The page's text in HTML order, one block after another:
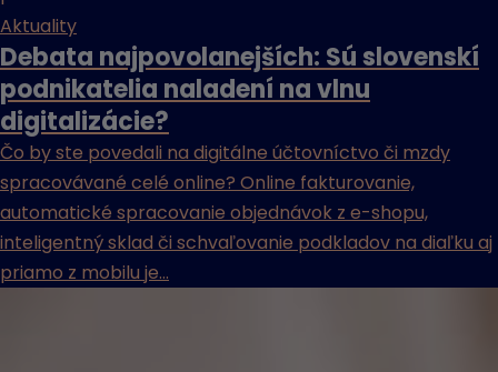
Aktuality
Debata najpovolanejších: Sú slovenskí
podnikatelia naladení na vlnu
digitalizácie?
Čo by ste povedali na digitálne účtovníctvo či mzdy
spracovávané celé online? Online fakturovanie,
automatické spracovanie objednávok z e-shopu,
inteligentný sklad či schvaľovanie podkladov na diaľku aj
priamo z mobilu je...